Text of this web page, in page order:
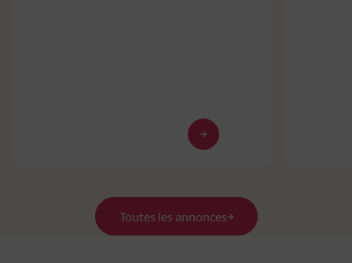
Toutes les annonces